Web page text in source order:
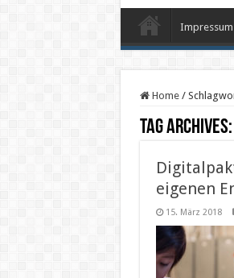
Impressum
Home /
Tag Archives:
eigenen
15. März 2018